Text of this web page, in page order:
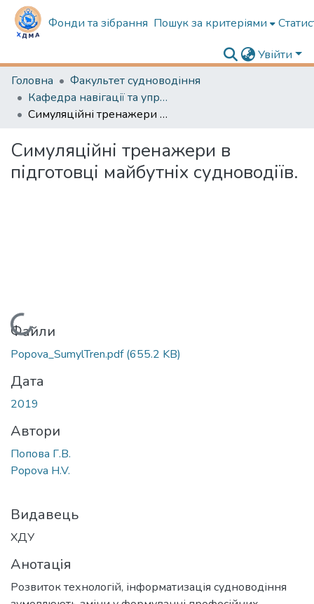
Фонди та зібрання Пошук за критеріями
Увійти
Головна
Факультет судноводіння
Кафедра навігації та управління судном
Симуляційні тренажери в підготовці майбутніх судноводіїв.
Симуляційні тренажери в
підготовці майбутніх судноводіїв.
Вантажиться...
Файли
Popova_SumylTren.pdf(655.2 KB)
Дата
2019
Автори
Попова Г.В.
Popova H.V.
Видавець
ХДУ
Анотація
Розвиток технологій, інформатизація судноводіння